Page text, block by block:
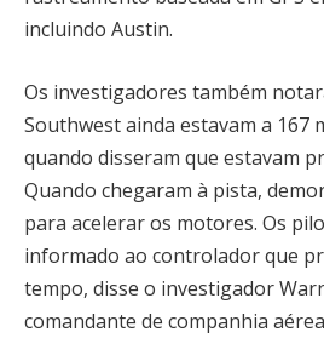
incluindo Austin.
Os investigadores também
Southwest ainda estavam a 167
quando disseram que estavam
Quando chegaram à pista,
para acelerar os motores. Os
informado ao controlador que
tempo, disse o investigador
comandante de companhia